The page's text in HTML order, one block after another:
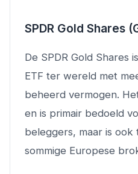
SPDR Gold Shares
De SPDR Gold Shares
ETF ter wereld met
beheerd vermogen.
en is primair bedoeld
beleggers, maar is ook
sommige Europese